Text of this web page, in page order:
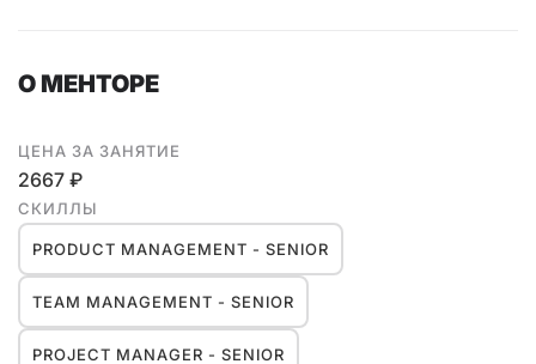
О МЕНТОРЕ
ЦЕНА ЗА ЗАНЯТИЕ
2667 ₽
СКИЛЛЫ
PRODUCT MANAGEMENT - SENIOR
TEAM MANAGEMENT - SENIOR
PROJECT MANAGER - SENIOR